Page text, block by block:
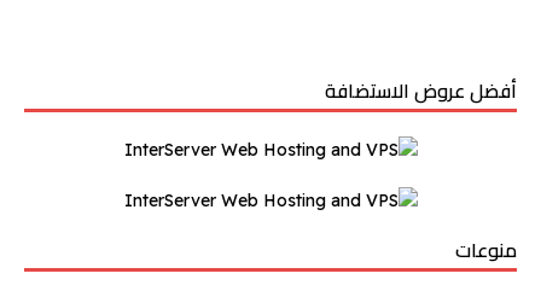
أفضل عروض الاستضافة
منوعات